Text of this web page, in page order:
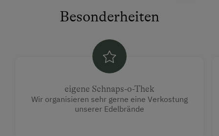
Besonderheiten
eigene Schnaps-o-Thek
Wir organisieren sehr gerne eine Verkostung
unserer Edelbrände